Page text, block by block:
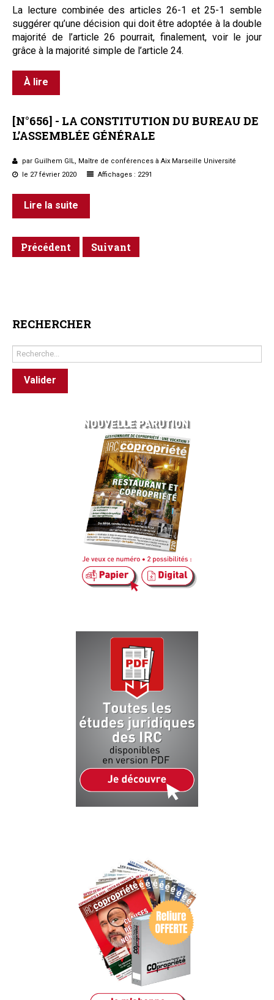
La lecture combinée des articles 26-1 et 25-1 semble
suggérer qu’une décision qui doit être adoptée à la double
majorité de l’article 26 pourrait, finalement, voir le jour
grâce à la majorité simple de l’article 24.
À lire
[N°656] - LA CONSTITUTION DU BUREAU DE
L’ASSEMBLÉE GÉNÉRALE
par Guilhem GIL, Maître de conférences à Aix Marseille Université
le 27 février 2020
Affichages : 2291
Lire la suite
Précédent Suivant
RECHERCHER
Rechercher
Valider